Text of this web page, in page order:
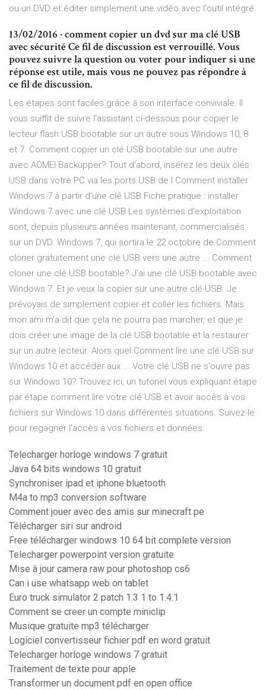
ou un DVD et éditer simplement une vidéo avec l'outil intégré.
13/02/2016 · comment copier un dvd sur ma clé USB
avec sécurité Ce fil de discussion est verrouillé. Vous
pouvez suivre la question ou voter pour indiquer si une
réponse est utile, mais vous ne pouvez pas répondre à
ce fil de discussion.
Les étapes sont faciles grâce à son interface conviviale. Il
vous suiffit de suivre l'assistant ci-dessous pour copier le
lecteur flash USB bootable sur un autre sous Windows 10, 8
et 7. Comment copier un clé USB bootable sur une autre
avec AOMEI Backupper? Tout d'abord, insérez les deux clés
USB dans votre PC via les ports USB de l Comment installer
Windows 7 à partir d'une clé USB Fiche pratique : installer
Windows 7 avec une clé USB Les systèmes d'exploitation
sont, depuis plusieurs années maintenant, commercialisés
sur un DVD. Windows 7, qui sortira le 22 octobre de Comment
cloner gratuitement une clé USB vers une autre ... Comment
cloner une clé USB bootable? J'ai une clé USB bootable avec
Windows 7. Et je veux la copier sur une autre clé USB. Je
prévoyais de simplement copier et coller les fichiers. Mais
mon ami m'a dit que çela ne pourra pas marcher, et que je
dois créer une image de la clé USB bootable et la restaurer
sur un autre lecteur. Alors quel Comment lire une clé USB sur
Windows 10 et accéder aux ... Votre clé USB ne s'ouvre pas
sur Windows 10? Trouvez ici, un tutoriel vous expliquant étape
par étape comment lire votre clé USB et avoir accès à vos
fichiers sur Windows 10 dans différentes situations. Suivez-le
pour regagner l'accès à vos fichiers et données.
Telecharger horloge windows 7 gratuit
Java 64 bits windows 10 gratuit
Synchroniser ipad et iphone bluetooth
M4a to mp3 conversion software
Comment jouer avec des amis sur minecraft pe
Télécharger siri sur android
Free télécharger windows 10 64 bit complete version
Telecharger powerpoint version gratuite
Mise à jour camera raw pour photoshop cs6
Can i use whatsapp web on tablet
Euro truck simulator 2 patch 1.3 1 to 1.4.1
Comment se creer un compte miniclip
Musique gratuite mp3 télécharger
Logiciel convertisseur fichier pdf en word gratuit
Telecharger horloge windows 7 gratuit
Traitement de texte pour apple
Transformer un document pdf en open office